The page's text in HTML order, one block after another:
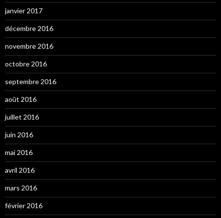
janvier 2017
décembre 2016
novembre 2016
octobre 2016
septembre 2016
août 2016
juillet 2016
juin 2016
mai 2016
avril 2016
mars 2016
février 2016